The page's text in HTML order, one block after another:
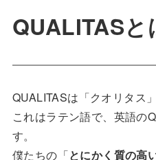
QUALITASと
QUALITASは「クオリタス
これはラテン語で、英語の
す。
僕たちの「とにかく質の高